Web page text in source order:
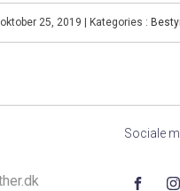
25, 2019 | Kategories :
Sociale